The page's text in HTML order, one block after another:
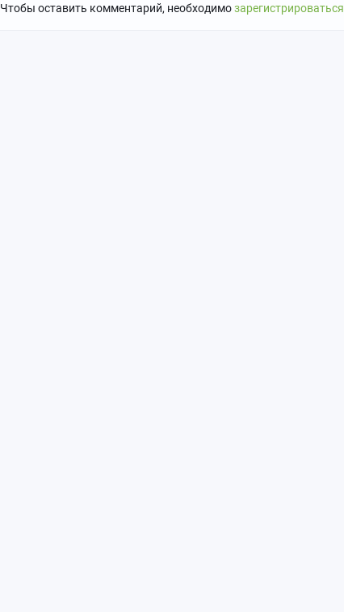
Чтобы оставить комментарий, необходимозарегистрироваться